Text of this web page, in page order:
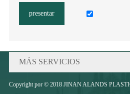
presentar
MÁS SERVICIOS
Copyright por © 2018 JINAN ALANDS